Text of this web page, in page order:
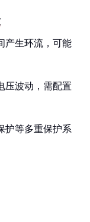
产生环流，可能
压波动，需配置
护等多重保护系